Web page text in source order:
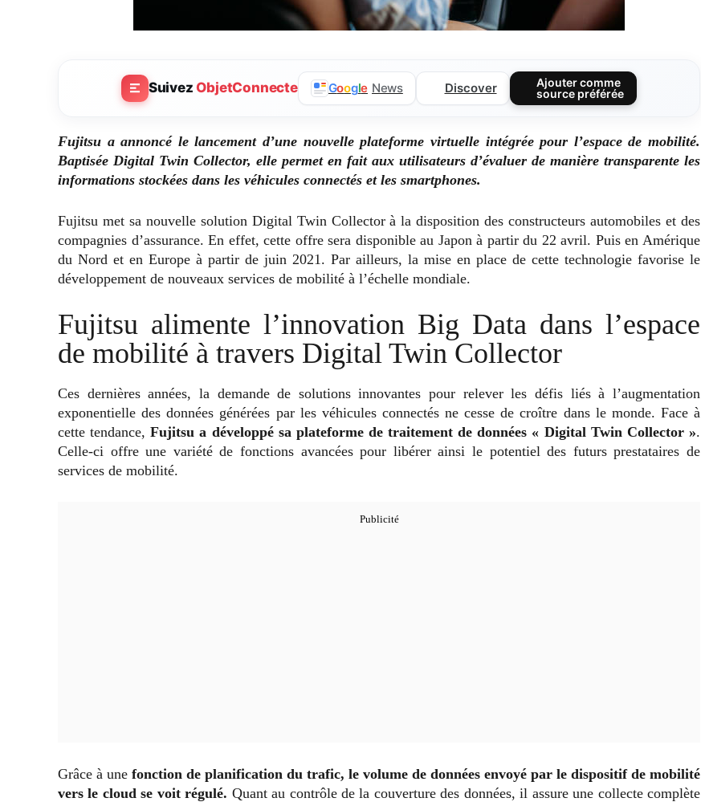
SuivezObjetConnecte Google News Discover
Ajouter comme
source préférée
Fujitsu a annoncé le lancement d’une nouvelle plateforme virtuelle intégrée pour l’espace de mobilité.
Baptisée Digital Twin Collector, elle permet en fait aux utilisateurs d’évaluer de manière transparente les
informations stockées dans les véhicules connectés et les smartphones.
Fujitsu met sa nouvelle solution Digital Twin Collector à la disposition des constructeurs automobiles et des
compagnies d’assurance. En effet, cette offre sera disponible au Japon à partir du 22 avril. Puis en Amérique
du Nord et en Europe à partir de juin 2021. Par ailleurs, la mise en place de cette technologie favorise le
développement de nouveaux services de mobilité à l’échelle mondiale.
Fujitsu alimente l’innovation Big Data dans l’espace
de mobilité à travers Digital Twin Collector
Ces dernières années, la demande de solutions innovantes pour relever les défis liés à l’augmentation
exponentielle des données générées par les véhicules connectés ne cesse de croître dans le monde. Face à
cette tendance,Fujitsu a développé sa plateforme de traitement de données « Digital Twin Collector ».
Celle-ci offre une variété de fonctions avancées pour libérer ainsi le potentiel des futurs prestataires de
services de mobilité.
Grâce à une fonction de planification du trafic, le volume de données envoyé par le dispositif de mobilité
vers le cloud se voit régulé. Quant au contrôle de la couverture des données, il assure une collecte complète